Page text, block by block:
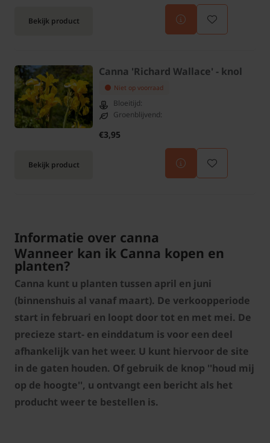
Bekijk product
Bekijk product
Canna 'Richard Wallace' - knol
Niet op voorraad
Bloeitijd:
Groenblijvend:
€3,95
Informatie over canna
Wanneer kan ik Canna kopen en
planten?
Canna kunt u planten tussen april en juni
(binnenshuis al vanaf maart). De verkoopperiode
start in februari en loopt door tot en met mei. De
precieze start- en einddatum is voor een deel
afhankelijk van het weer. U kunt hiervoor de site
in de gaten houden. Of gebruik de knop ''houd mij
op de hoogte'', u ontvangt een bericht als het
producht weer te bestellen is.